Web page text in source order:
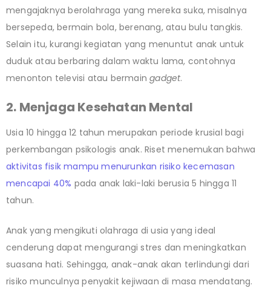
mengajaknya berolahraga yang mereka suka, misalnya
bersepeda, bermain bola, berenang, atau bulu tangkis.
Selain itu, kurangi kegiatan yang menuntut anak untuk
duduk atau berbaring dalam waktu lama, contohnya
menonton televisi atau bermaingadget.
2. Menjaga Kesehatan Mental
Usia 10 hingga 12 tahun merupakan periode krusial bagi
perkembangan psikologis anak. Riset menemukan bahwa
aktivitas fisik mampu menurunkan risiko kecemasan
mencapai 40% pada anak laki-laki berusia 5 hingga 11
tahun.
Anak yang mengikuti olahraga di usia yang ideal
cenderung dapat mengurangi stres dan meningkatkan
suasana hati. Sehingga, anak-anak akan terlindungi dari
risiko munculnya penyakit kejiwaan di masa mendatang.